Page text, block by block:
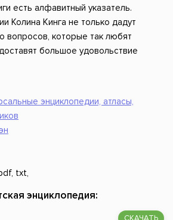
есть алфавитный указатель.
Колина Кинга не только дадут
вопросов, которые так любят
большое удовольствие
энциклопедии, атласы,
txt,
энциклопедия: